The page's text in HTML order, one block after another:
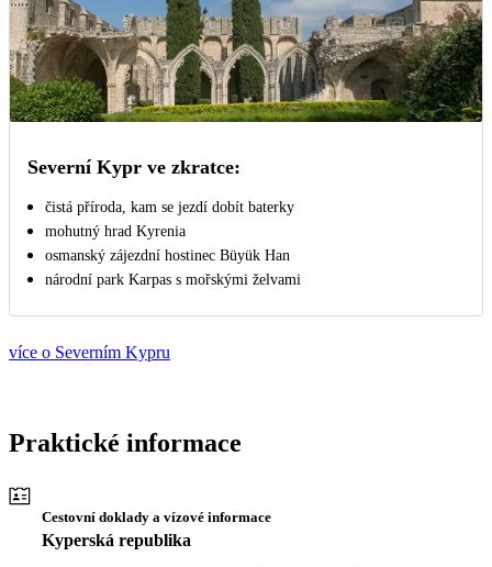
Severní Kypr ve zkratce:
čistá příroda, kam se jezdí dobít baterky
mohutný hrad Kyrenia
osmanský zájezdní hostinec Büyük Han
národní park Karpas s mořskými želvami
více o Severním Kypru
Praktické informace
Cestovní doklady a vízové informace
Kyperská republika